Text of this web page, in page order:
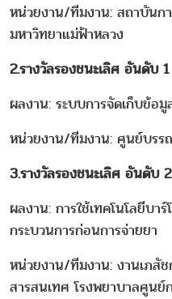
หน่วยงาน/ทีมงาน: สถาบันก
มหาวิทยาแม่ฟ้าหลวง
2.รางวัลรองชนะเลิศ อันดับ 1
ผลงาน: ระบบการจัดเก็บข้อ
หน่วยงาน/ทีมงาน: ศูนย์บรร
3.รางวัลรองชนะเลิศ อันดับ 2
ผลงาน: การใช้เทคโนโลยีบา
กระบวนการก่อนการจ่ายยา
หน่วยงาน/ทีมงาน: งานเภสัช
สารสนเทศ โรงพยาบาลศูน